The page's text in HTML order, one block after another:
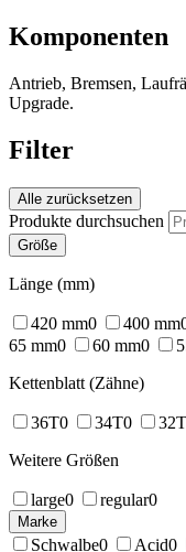
Komponenten
Antrieb, Bremsen,
Upgrade.
Filter
Alle zurücksetzen
Produkte durchsuchen
Größe
Länge (mm)
420 mm0 400 mm
65 mm0 60 mm0
Kettenblatt (Zähne)
36T0 34T0 32T
Weitere Größen
large0 regular0
Marke
Schwalbe0 Acid0